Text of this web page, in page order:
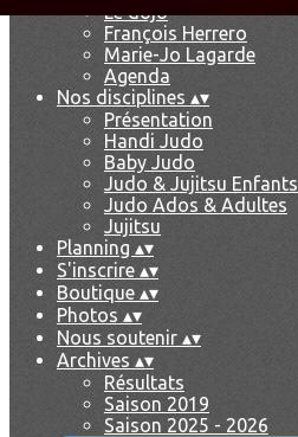
Le dojo
François Herrero
Marie-Jo Lagarde
Agenda
Nos disciplines ▴▾
Présentation
Handi Judo
Baby Judo
Judo & Jujitsu Enfants
Judo Ados & Adultes
Jujitsu
Planning ▴▾
S'inscrire ▴▾
Boutique ▴▾
Photos ▴▾
Nous soutenir ▴▾
Archives ▴▾
Résultats
Saison 2019
Saison 2025 - 2026